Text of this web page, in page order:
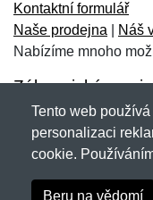
Kontaktní formulář
Naše prodejna
Náš
Nabízíme mnoho
Zákaznický servis
Novinky emailem
Copyright © 2007-
Tento web
personalizaci
cookie.
Beru na vědomí